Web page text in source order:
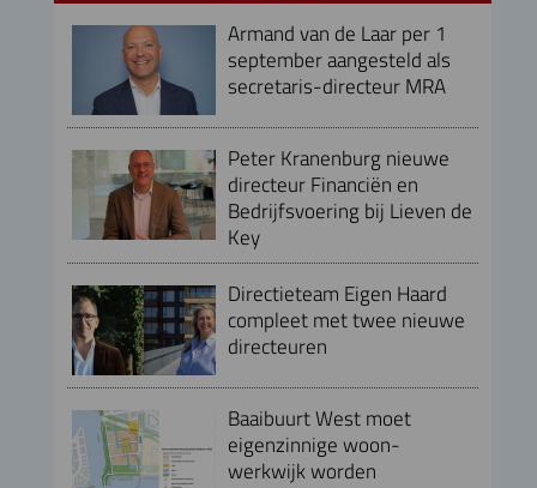
Armand van de Laar per 1
september aangesteld als
secretaris-directeur MRA
Peter Kranenburg nieuwe
directeur Financiën en
Bedrijfsvoering bij Lieven de
Key
Directieteam Eigen Haard
compleet met twee nieuwe
directeuren
Baaibuurt West moet
eigenzinnige woon-
werkwijk worden